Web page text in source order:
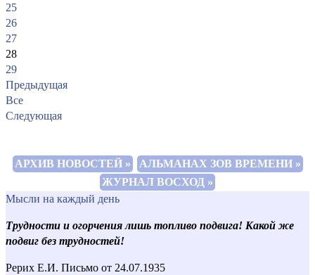
25
26
27
28
29
Предыдущая
Все
Следующая
АРХИВ НОВОСТЕЙ »
АЛЬМАНАХ ЗОВ ВРЕМЕНИ »
ЖУРНАЛ ВОСХОД »
Мысли на каждый день
Трудности и огорчения лишь топливо подвига! Какой же
подвиг без трудностей!
Рерих Е.И. Письмо от 24.07.1935